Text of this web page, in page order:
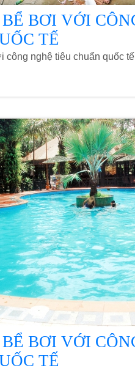
BƠI VỚI
TẾ
công nghệ tiêu chuẩn quốc tế
BƠI VỚI
TẾ